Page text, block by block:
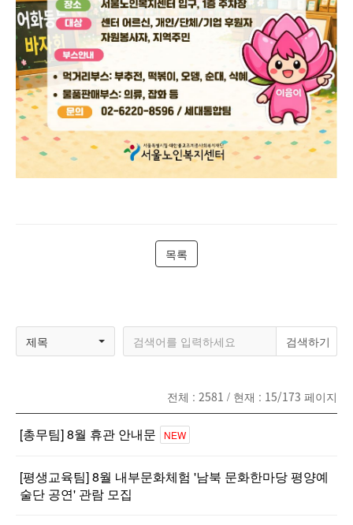
목록
제목
전체 : 2581 / 현재 : 15/173 페이지
[총무팀] 8월 휴관 안내문 NEW
[평생교육팀] 8월 내부문화체험 '남북 문화한마당 평양예
술단 공연' 관람 모집